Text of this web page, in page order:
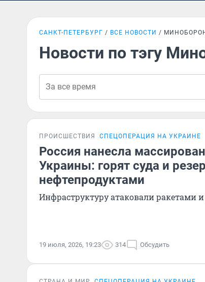
САНКТ-ПЕТЕРБУРГ ВСЕ НОВОСТИ
Новости по тэгу
ПРОИСШЕСТВИЯ СПЕЦОПЕРАЦИЯ НА УКРАИНЕ
Россия нанесла
Украины: горят суда и
нефтепродуктами
Инфраструктуру атаковали ракетами
19 июля, 2026, 19:23 314 Обсудить